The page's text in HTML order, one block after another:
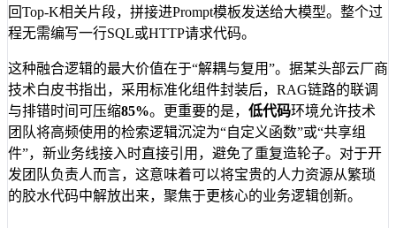
回Top-K相关片段，拼接进Prompt模板发送给大模型。整个过
程无需编写一行SQL或HTTP请求代码。
这种融合逻辑的最大价值在于“解耦与复用”。据某头部云厂商
技术白皮书指出，采用标准化组件封装后，RAG链路的联调
与排错时间可压缩85%。更重要的是， 低代码环境允许技术
团队将高频使用的检索逻辑沉淀为“自定义函数”或“共享组
件”，新业务线接入时直接引用，避免了重复造轮子。对于开
发团队负责人而言，这意味着可以将宝贵的人力资源从繁琐
的胶水代码中解放出来，聚焦于更核心的业务逻辑创新。